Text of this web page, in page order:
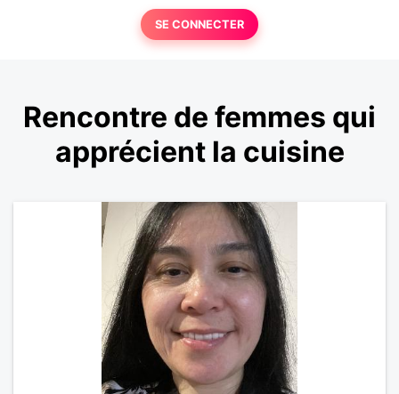
SE CONNECTER
Rencontre de femmes qui
apprécient la cuisine